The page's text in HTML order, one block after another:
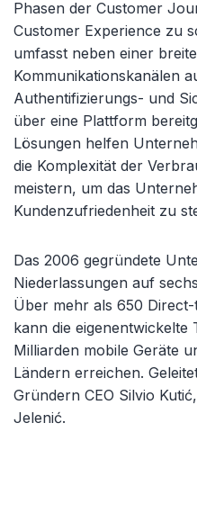
Phasen der Customer
Customer Experience zu
umfasst neben einer
Kommunikationskanälen
Authentifizierungs- und
über eine Plattform
Lösungen helfen
die Komplexität der
meistern, um das
Kundenzufriedenheit zu
Das 2006 gegründete
Niederlassungen auf
Über mehr als 650
kann die eigenentwickelte
Milliarden mobile Geräte
Ländern erreichen.
Gründern CEO Silvio
Jelenić.